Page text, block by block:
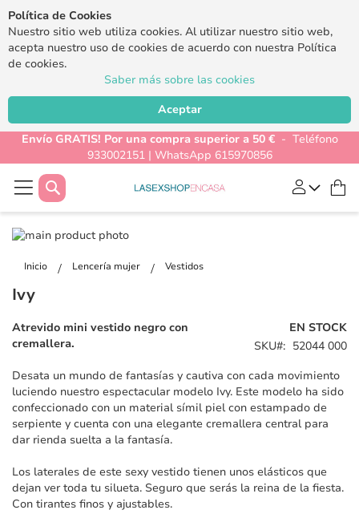
Política de Cookies
Nuestro sitio web utiliza cookies. Al utilizar nuestro sitio web,
acepta nuestro uso de cookies de acuerdo con nuestra Política
de cookies.
Saber más sobre las cookies
Aceptar
Envío GRATIS! Por una compra superior a 50 €- Teléfono
933002151 | WhatsApp 615970856
Buscar
Inicio Lencería mujer Vestidos
Saltar
final
la
de
imágenes
de
galería
de
Ivy
EN STOCK
SKU
52044 000
Atrevido mini vestido negro con
cremallera.
Desata un mundo de fantasías y cautiva con cada movimiento
luciendo nuestro espectacular modelo Ivy. Este modelo ha sido
confeccionado con un material símil piel con estampado de
serpiente y cuenta con una elegante cremallera central para
dar rienda suelta a la fantasía.
Los laterales de este sexy vestido tienen unos elásticos que
dejan ver toda tu silueta. Seguro que serás la reina de la fiesta.
Con tirantes finos y ajustables.